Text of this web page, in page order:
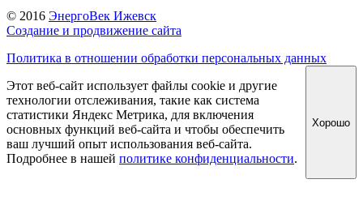
© 2016 ЭнергоВек Ижевск
Создание и продвижение сайта
Политика в отношении обработки персональных данных
Этот веб-сайт использует файлы cookie и другие
технологии отслеживания, такие как система
статистики Яндекс Метрика, для включения
основных функций веб-сайта и чтобы обеспечить
ваш лучший опыт использования веб-сайта.
Подробнее в нашей политике конфиденциальности.
Хорошо